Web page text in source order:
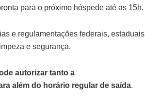
para o próximo hóspede até as 15h.
e regulamentações federais, estaduais
e segurança.
autorizar tanto a
além do horário regular de saída.